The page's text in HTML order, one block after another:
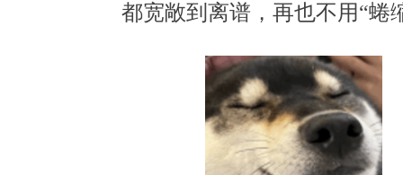
都宽敞到离谱，再也不用“蜷